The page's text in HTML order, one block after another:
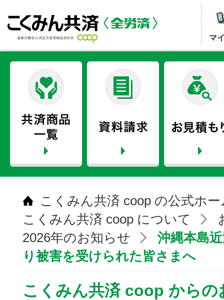
マ
こくみん共済 coop の公式ホ
こくみん共済 coop について
2026年のお知らせ
沖縄本島
り被害を受けられた皆さまへ
こくみん共済 coop からの